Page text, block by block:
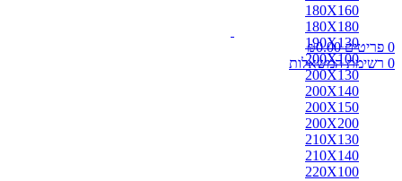
0 פריטים ₪0.00
0 רשימת המשאלות
180X160
180X180
190X130
200X100
200X130
200X140
200X150
200X200
210X130
210X140
220X100